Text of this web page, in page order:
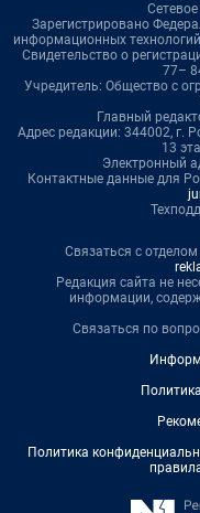
Зарегистрировано
информационных
Свидетельство о
77–
Учредитель: Общество с
Главный
Адрес редакции: 344002, г.
13
Электронный
Контактные данные для
Связаться с
Редакция сайта не
информации,
Связаться по
Политика